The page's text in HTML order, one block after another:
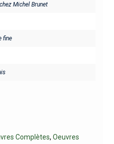
Michel Brunet
fine
Complètes, Oeuvres